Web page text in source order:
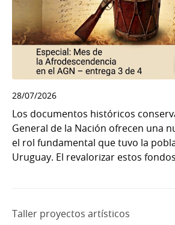
28/07/2026
Los documentos históricos
General de la Nación ofrecen una
el rol fundamental que tuvo la
Uruguay. El revalorizar estos
Taller proyectos artísticos